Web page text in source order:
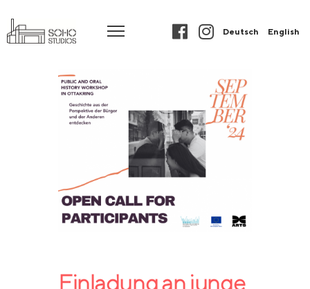
Deutsch English
Einladung an junge